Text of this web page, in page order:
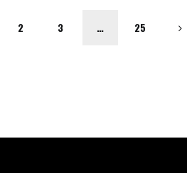
2 3 … 25